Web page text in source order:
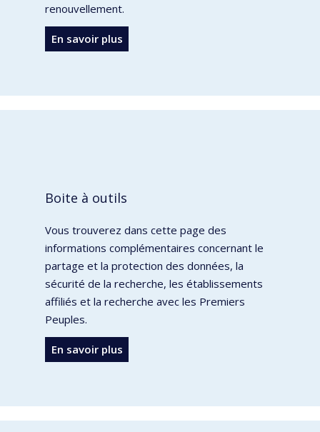
renouvellement.
En savoir plus
Boite à outils
Vous trouverez dans cette page des
informations complémentaires concernant le
partage et la protection des données, la
sécurité de la recherche, les établissements
affiliés et la recherche avec les Premiers
Peuples.
En savoir plus